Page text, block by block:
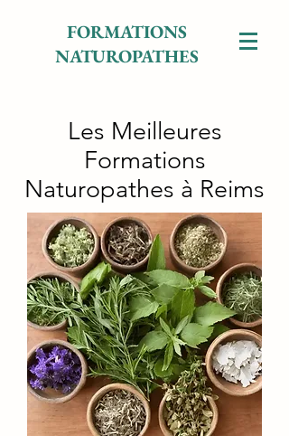
FORMATIONS
NATUROPATHES
Les Meilleures
Formations
Naturopathes à Reims